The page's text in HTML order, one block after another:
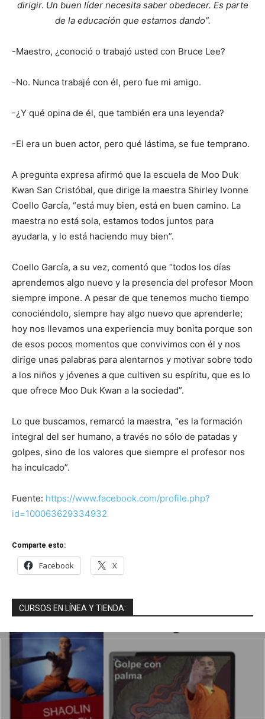
dirigir. Un buen líder necesita saber obedecer. Es parte
de la educación que estamos dando”.
-Maestro, ¿conoció o trabajó usted con Bruce Lee?
-No. Nunca trabajé con él, pero fue mi amigo.
-¿Y qué opina de él, que también era una leyenda?
-El era un buen actor, pero qué lástima, se fue temprano.
A pregunta expresa afirmó que la escuela de Moo Duk
Kwan San Cristóbal, que dirige la maestra Shirley Ivonne
Coello García, “está muy bien, está en buen camino. La
maestra no está sola, estamos todos juntos para
ayudarla, y lo está haciendo muy bien”.
Coello García, a su vez, comentó que “todos los días
aprendemos algo nuevo y la presencia del profesor Moon
siempre impone. A pesar de que tenemos mucho tiempo
conociéndolo, siempre hay algo nuevo que aprenderle;
hoy nos llevamos una experiencia muy bonita porque son
de esos pocos momentos que convivimos con él y nos
dirige unas palabras para alentarnos y motivar sobre todo
a los niños y jóvenes a que cultiven su espíritu, que es lo
que ofrece Moo Duk Kwan a la sociedad”.
Lo que buscamos, remarcó la maestra, “es la formación
integral del ser humano, a través no sólo de patadas y
golpes, sino de los valores que siempre el profesor nos
ha inculcado”.
Fuente: https://www.facebook.com/profile.php?
id=100063629334932
Comparte esto:
Facebook X
CURSOS EN LÍNEA Y TIENDA: